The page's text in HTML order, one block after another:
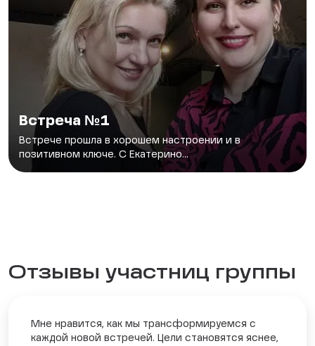
Встреча №1
Встрече прошла в хорошем настроении и в
позитивном ключе. С Екатерино...
Отзывы участниц группы
Мне нравится, как мы трансформируемся с
каждой новой встречей. Цели становятся яснее,